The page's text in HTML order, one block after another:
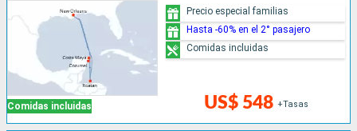
Comidas incluidas US$ 548 +Tasas
Precio especial familias
Hasta -60% en el 2° pasajero
Comidas incluidas